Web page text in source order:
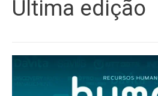
Última edição